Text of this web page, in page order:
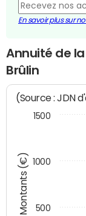
En savoir plus sur
Annuité de
Brûlin
Montants (€)
(Source : JDN
500
1000
1500